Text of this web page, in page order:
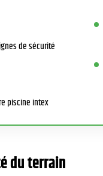
de sécurité
piscine intex
du terrain